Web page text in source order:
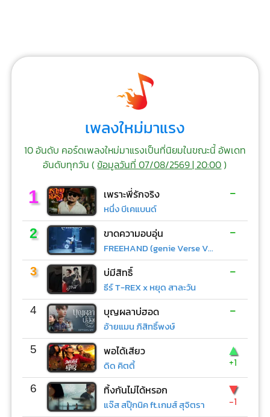
เพลงใหม่มาแรง
10 อันดับ คอร์ดเพลงใหม่มาแรงเป็นที่นิยมในขณะนี้ อัพเดท
อันดับทุกวัน (ข้อมูลวันที่ 07/08/2569 | 20:00)
1 เพราะพี่รักจริง
หนึ่ง บีเคแบนด์
-
2 ขาดความอบอุ่น
FREEHAND (genie Verse Vol.1)
-
3 บ่มีสิทธิ์
ธีร์ T-REX x หยุด สาละวัน
-
4 บุญผลาบ่ฮอด
อ้ายแมน ภิสิทธิ์พงษ์
-
5 พอได้เสียว
ดิด คิตตี้
▲
+1
6 ทิ้งกันไม่ได้หรอก
แจ๊ส สปุ๊กนิค ft.เกมส์ สุจิตรา
▼
-1